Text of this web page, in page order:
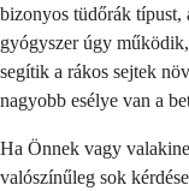
bizonyos tüdőrák
gyógyszer úgy
segítik a rákos sejtek
nagyobb esélye van a
Ha Önnek vagy
valószínűleg sok